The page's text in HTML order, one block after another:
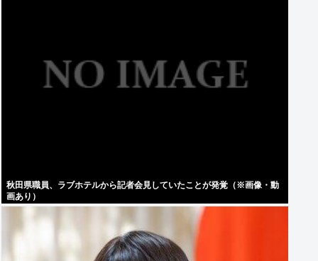
秋田県職員、ラブホテルから記者会見していたことが発覚（※画像・動
画あり）